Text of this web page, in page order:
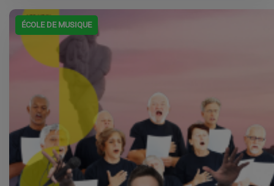
ÉCOLE DE MUSIQUE